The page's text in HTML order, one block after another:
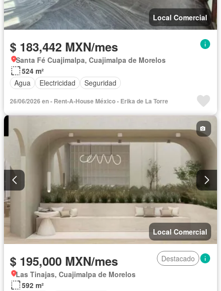
Local Comercial
$ 183,442 MXN/mes
Santa Fé Cuajimalpa, Cuajimalpa de Morelos
524 m²
Agua
Electricidad Seguridad
26/06/2026 en - Rent-A-House México - Erika de La Torre
Local Comercial
$ 195,000 MXN/mes
Destacado
Las Tinajas, Cuajimalpa de Morelos
592 m²